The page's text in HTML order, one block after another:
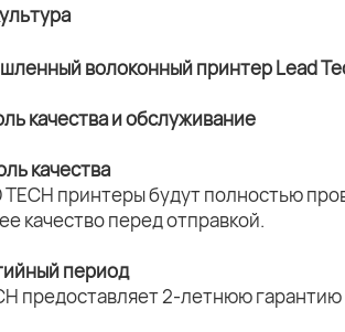
качества и обслуживание
качества
TECH принтеры будут полностью
качество перед отправкой.
период
предоставляет 2-летнюю